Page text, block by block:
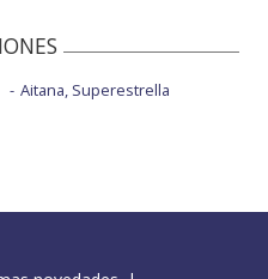
Aitana, Superestrella